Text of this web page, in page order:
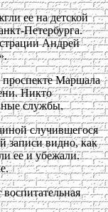
ее на детской
Петербурга.
Андрей
проспекте Маршала
Никто
службы.
случившегося
записи видно, как
ее и убежали.